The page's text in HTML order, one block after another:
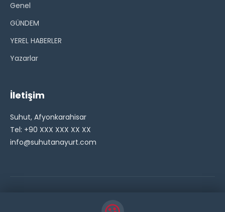
Genel
GÜNDEM
YEREL HABERLER
Yazarlar
İletişim
Suhut, Afyonkarahisar
Tel: +90 XXX XXX XX XX
info@suhutanayurt.com